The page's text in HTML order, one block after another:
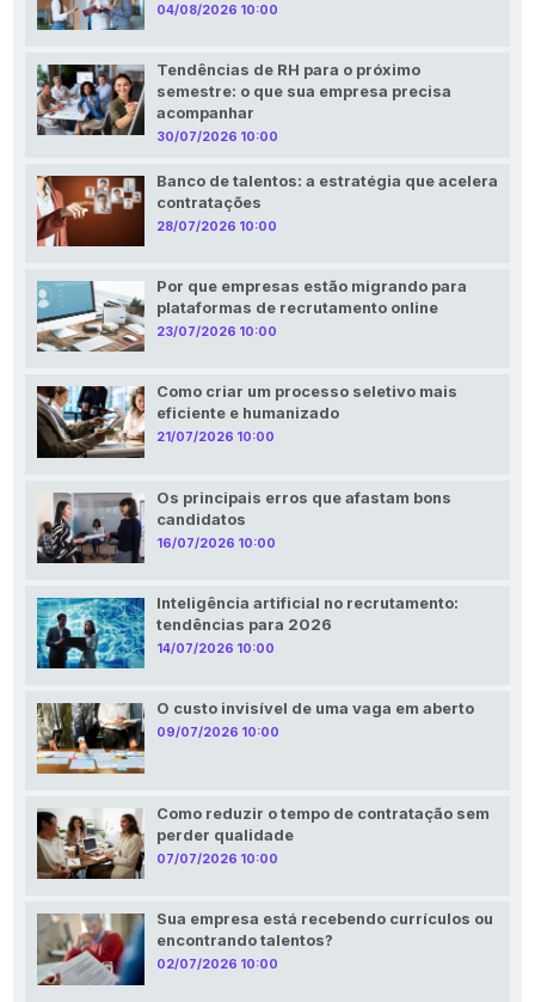
04/08/2026 10:00
Tendências de RH para o próximo
semestre: o que sua empresa precisa
acompanhar
30/07/2026 10:00
Banco de talentos: a estratégia que acelera
contratações
28/07/2026 10:00
Por que empresas estão migrando para
plataformas de recrutamento online
23/07/2026 10:00
Como criar um processo seletivo mais
eficiente e humanizado
21/07/2026 10:00
Os principais erros que afastam bons
candidatos
16/07/2026 10:00
Inteligência artificial no recrutamento:
tendências para 2026
14/07/2026 10:00
O custo invisível de uma vaga em aberto
09/07/2026 10:00
Como reduzir o tempo de contratação sem
perder qualidade
07/07/2026 10:00
Sua empresa está recebendo currículos ou
encontrando talentos?
02/07/2026 10:00